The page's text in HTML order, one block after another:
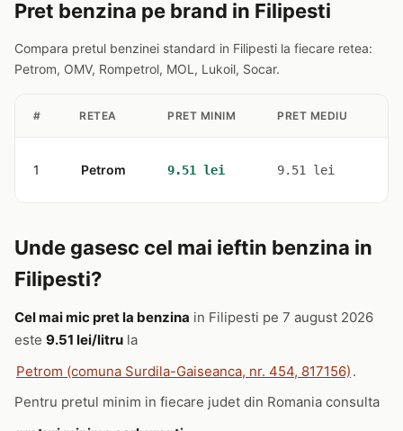
Pret benzina pe brand in Filipesti
Compara pretul benzinei standard in Filipesti la fiecare retea:
Petrom, OMV, Rompetrol, MOL, Lukoil, Socar.
# RETEA PRET MINIM PRET MEDIU
1 Petrom 9.51 lei 9.51 lei
Unde gasesc cel mai ieftin benzina in
Filipesti?
Cel mai mic pret la benzina in Filipesti pe 7 august 2026
este 9.51 lei/litru la
Petrom (comuna Surdila-Gaiseanca, nr. 454, 817156) .
Pentru pretul minim in fiecare judet din Romania consulta